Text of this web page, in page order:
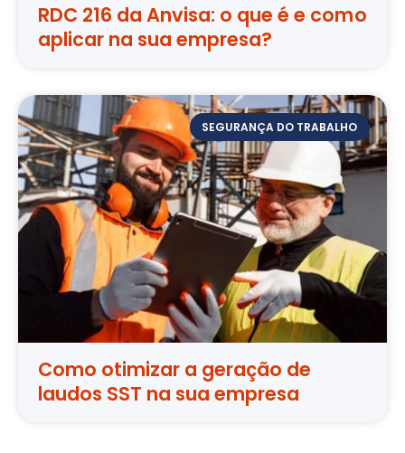
RDC 216 da Anvisa: o que é e como
aplicar na sua empresa?
SEGURANÇA DO TRABALHO
Como otimizar a geração de
laudos SST na sua empresa